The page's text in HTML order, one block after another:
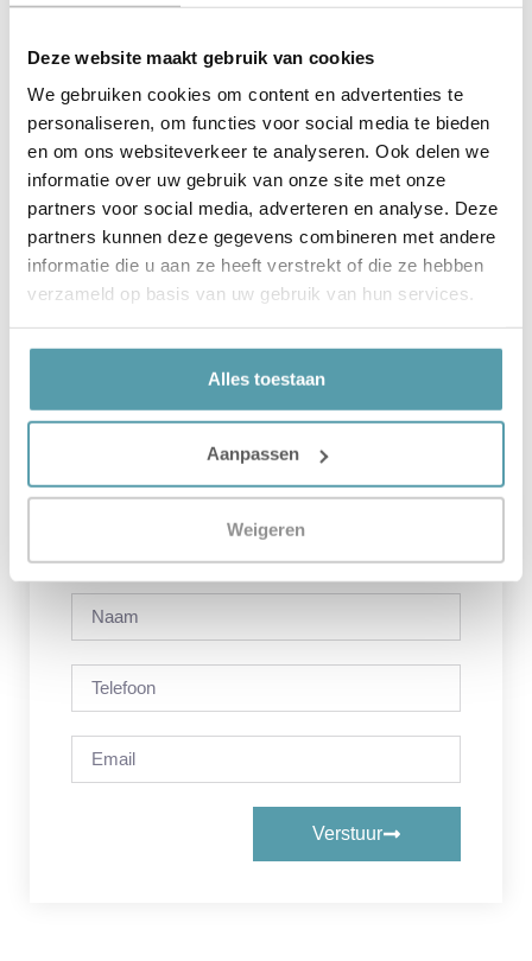
Deze website maakt gebruik van cookies
We gebruiken cookies om content en advertenties te
personaliseren, om functies voor social media te bieden
en om ons websiteverkeer te analyseren. Ook delen we
informatie over uw gebruik van onze site met onze
partners voor social media, adverteren en analyse. Deze
partners kunnen deze gegevens combineren met andere
informatie die u aan ze heeft verstrekt of die ze hebben
verzameld op basis van uw gebruik van hun services.
Alles toestaan
Aanpassen
Weigeren
Een dekbedovertrek of hoeslaken kan
van verschillende materialen gemaakt
worden. In onze collectie zijn de
materialen: Katoen Perkal, Katoen
Satijn,
Alles Over: Katoen Renforce
Een dekbedovertrek of hoeslaken kan
van verschillende materialen gemaakt
Contact Ons
Verstuur